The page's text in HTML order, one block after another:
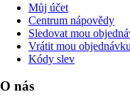
Můj účet
Centrum nápovědy
Sledovat mou
Vrátit mou objednávku
Kódy slev
O nás